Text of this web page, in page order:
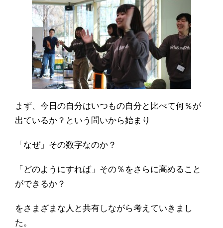
まず、今日の自分はいつもの自分と比べて何％が
出ているか？という問いから始まり
「なぜ」その数字なのか？
「どのようにすれば」その％をさらに高めること
ができるか？
をさまざまな人と共有しながら考えていきまし
た。